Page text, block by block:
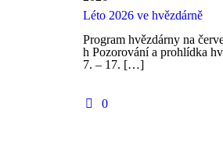
Léto 2026 ve hvězdárně
Program hvězdárny na
h Pozorování a prohlídka
7. – 17. […]
0